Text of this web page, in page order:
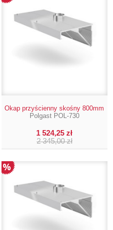
Okap przyścienny skośny 800mm
Polgast POL-730
1 524,25 zł
2 345,00 zł